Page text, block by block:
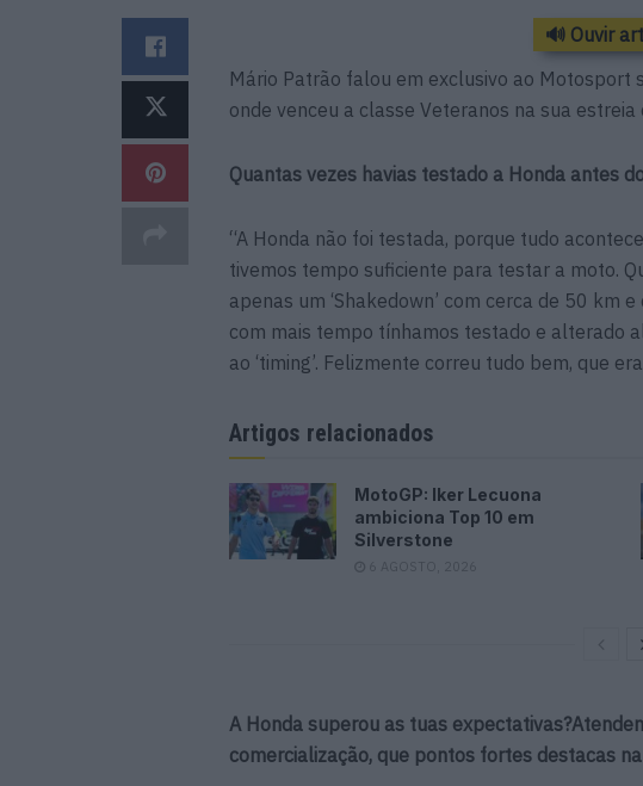
🔊 Ouvir
Mário Patrão falou em exclusivo ao Motosport
onde venceu a classe Veteranos na sua estreia
Quantas vezes havias testado a Honda antes
“A Honda não foi testada, porque tudo
tivemos tempo suficiente para testar a moto.
apenas um ‘Shakedown’ com cerca de 50 km
com mais tempo tínhamos testado e alterado
ao ‘timing’. Felizmente correu tudo bem, que
Artigos relacionados
MotoGP: Iker Lecuona
ambiciona Top 10 em
Silverstone
6 AGOSTO, 2026
A Honda superou as tuas
comercialização, que pontos fortes destacas